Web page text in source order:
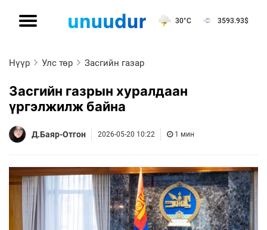
30°C 3593.93$
Нүүр Улс төр Засгийн газар
Засгийн газрын хуралдаан
үргэлжилж байна
Д.Баяр-Отгон 2026-05-20 10:22 1 мин